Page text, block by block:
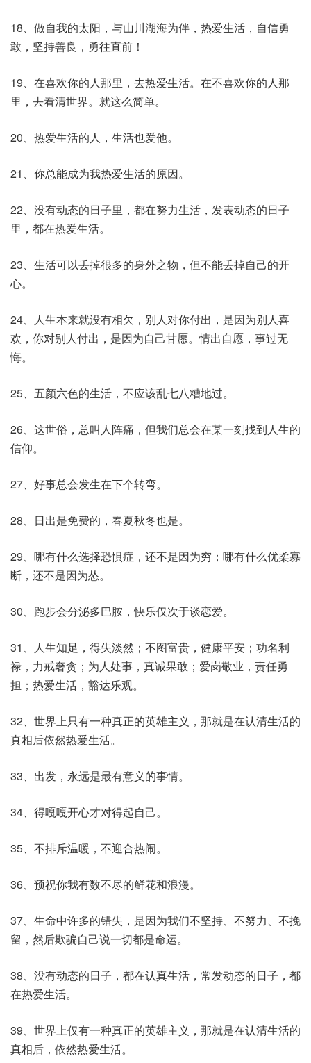
18、做自我的太阳，与山川湖海为伴，热爱生活，自信勇
敢，坚持善良，勇往直前！
19、在喜欢你的人那里，去热爱生活。在不喜欢你的人那
里，去看清世界。就这么简单。
20、热爱生活的人，生活也爱他。
21、你总能成为我热爱生活的原因。
22、没有动态的日子里，都在努力生活，发表动态的日子
里，都在热爱生活。
23、生活可以丢掉很多的身外之物，但不能丢掉自己的开
心。
24、人生本来就没有相欠，别人对你付出，是因为别人喜
欢，你对别人付出，是因为自己甘愿。情出自愿，事过无
悔。
25、五颜六色的生活，不应该乱七八糟地过。
26、这世俗，总叫人阵痛，但我们总会在某一刻找到人生的
信仰。
27、好事总会发生在下个转弯。
28、日出是免费的，春夏秋冬也是。
29、哪有什么选择恐惧症，还不是因为穷；哪有什么优柔寡
断，还不是因为怂。
30、跑步会分泌多巴胺，快乐仅次于谈恋爱。
31、人生知足，得失淡然；不图富贵，健康平安；功名利
禄，力戒奢贪；为人处事，真诚果敢；爱岗敬业，责任勇
担；热爱生活，豁达乐观。
32、世界上只有一种真正的英雄主义，那就是在认清生活的
真相后依然热爱生活。
33、出发，永远是最有意义的事情。
34、得嘎嘎开心才对得起自己。
35、不排斥温暖，不迎合热闹。
36、预祝你我有数不尽的鲜花和浪漫。
37、生命中许多的错失，是因为我们不坚持、不努力、不挽
留，然后欺骗自己说一切都是命运。
38、没有动态的日子，都在认真生活，常发动态的日子，都
在热爱生活。
39、世界上仅有一种真正的英雄主义，那就是在认清生活的
真相后，依然热爱生活。